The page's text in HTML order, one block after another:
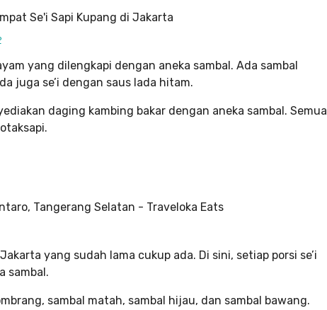
yang dilengkapi dengan aneka sambal. Ada sambal
juga se’i dengan saus lada hitam.
daging kambing bakar dengan aneka sambal. Semua
yang sudah lama cukup ada. Di sini, setiap porsi se’i
sambal.
sambal matah, sambal hijau, dan sambal bawang.